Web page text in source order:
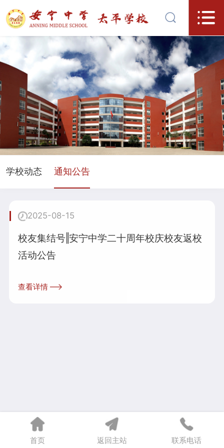
学校动态 通知公告
2025-08-15
校友集结号‖安宁中学二十周年校庆校友返校
活动公告
查看详情
首页 返回主站 联系电话